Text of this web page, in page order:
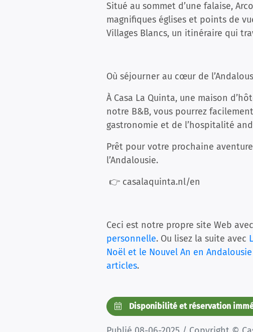
Situé au sommet d’une falaise,
magnifiques églises et points de
Villages Blancs, un itinéraire qui
Où séjourner au cœur de
À Casa La Quinta, une maison
notre B&B, vous pourrez
gastronomie et de l’hospitalité
Prêt pour votre prochaine
l’Andalousie.
👉 casalaquinta.nl/en
Ceci est notre propre site Web
personnelle. Ou lisez la suite avec
Noël et le Nouvel An en
articles.
Disponibilité et réservation